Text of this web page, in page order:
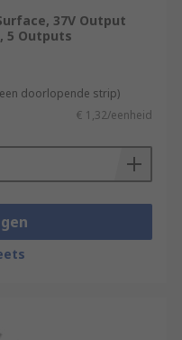
37V Output
5 Outputs
doorlopende strip)
€ 1,32/eenheid